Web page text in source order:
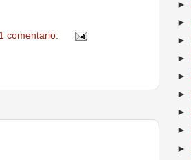
1 comentario:
►
►
►
►
►
►
►
►
►